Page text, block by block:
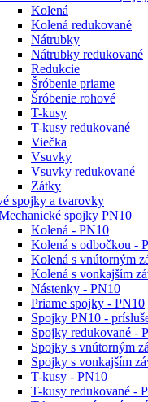
Kolená
Kolená redukované
Nátrubky
Nátrubky redukované
Redukcie
Šróbenie priame
Šróbenie rohové
T-kusy
T-kusy redukované
Viečka
Vsuvky
Vsuvky redukované
Zátky
spojky a tvarovky
spojky PN10
Kolená - PN10
Kolená s odbočkou -
Kolená s vnútorným
Kolená s vonkajším
Nástenky - PN10
Priame spojky - PN10
Spojky PN10 -
Spojky redukované -
Spojky s vnútorným
Spojky s vonkajším
T-kusy - PN10
T-kusy redukované -